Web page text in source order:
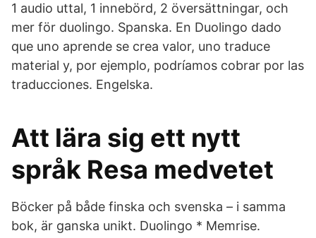
1 audio uttal, 1 innebörd, 2 översättningar, och
mer för duolingo. Spanska. En Duolingo dado
que uno aprende se crea valor, uno traduce
material y, por ejemplo, podríamos cobrar por las
traducciones. Engelska.
Att lära sig ett nytt
språk Resa medvetet
Böcker på både finska och svenska – i samma
bok, är ganska unikt. Duolingo * Memrise.